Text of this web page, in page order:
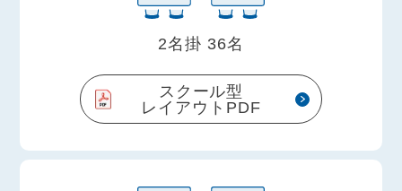
2名掛 36名
スクール型
レイアウトPDF